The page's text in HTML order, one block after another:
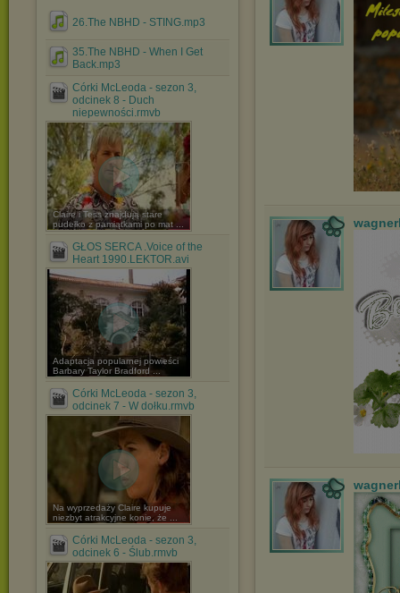
26.The NBHD - STING.mp3
35.The NBHD - When I Get
Back.mp3
Córki McLeoda - sezon 3,
odcinek 8 - Duch
niepewności.rmvb
Claire i Tess znajdują stare
pudełko z pamiątkami po mat ...
GŁOS SERCA .Voice of the
Heart 1990.LEKTOR.avi
Adaptacja popularnej powieści
Barbary Taylor Bradford ...
Córki McLeoda - sezon 3,
odcinek 7 - W dołku.rmvb
Na wyprzedaży Claire kupuje
niezbyt atrakcyjne konie, że ...
Córki McLeoda - sezon 3,
odcinek 6 - Ślub.rmvb